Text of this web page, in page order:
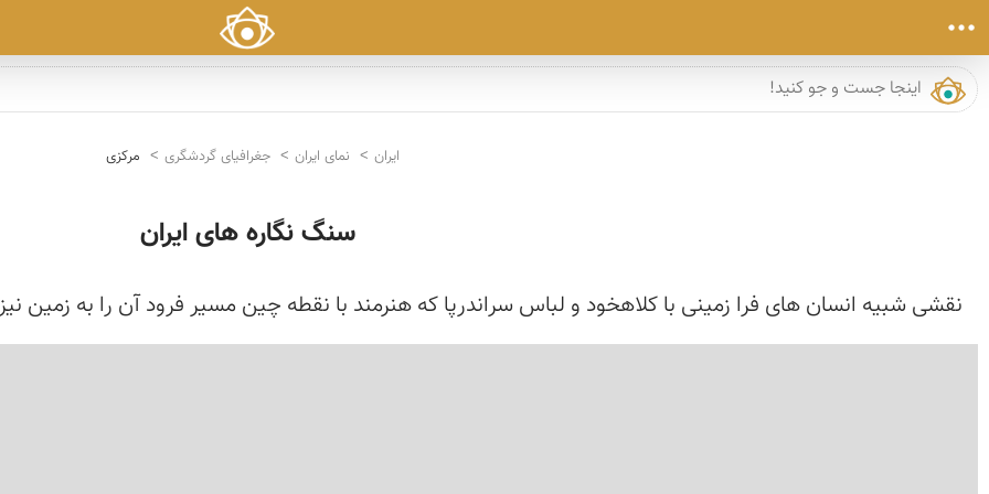
ایران نمای ایران جغرافیای گردشگری مرکزی
سنگ نگاره های ایران
نقشی شبیه انسان های فرا زمینی با كلاهخود و لباس سراندرپا كه هنرمند با نقطه چین مسیر فرود آن را به